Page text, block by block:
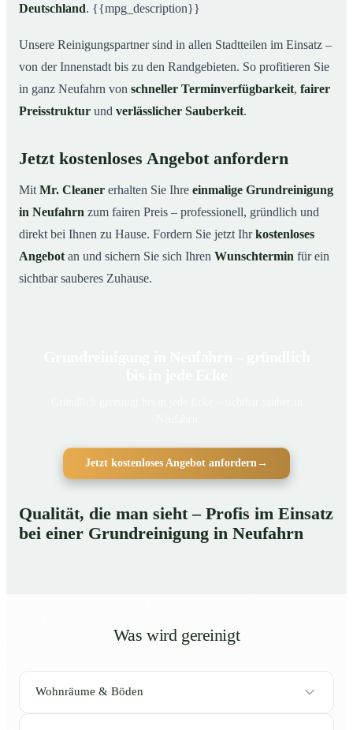
Deutschland. {{mpg_description}}
Unsere Reinigungspartner sind in allen Stadtteilen im Einsatz –
von der Innenstadt bis zu den Randgebieten. So profitieren Sie
in ganz Neufahrn von schneller Terminverfügbarkeit, fairer
Preisstruktur und verlässlicher Sauberkeit.
Jetzt kostenloses Angebot anfordern
Mit Mr. Cleaner erhalten Sie Ihre einmalige Grundreinigung
in Neufahrn zum fairen Preis – professionell, gründlich und
direkt bei Ihnen zu Hause. Fordern Sie jetzt Ihrkostenloses
Angebot an und sichern Sie sich Ihren Wunschtermin für ein
sichtbar sauberes Zuhause.
Jetzt kostenloses Angebot anfordern →
Qualität, die man sieht – Profis im Einsatz
bei einer Grundreinigung in Neufahrn
Was wird gereinigt
Wohnräume & Böden